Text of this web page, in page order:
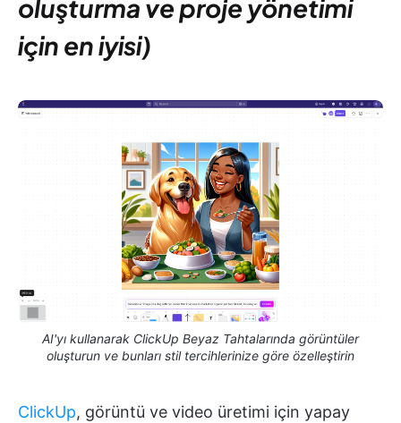
oluşturma ve proje yönetimi
için en iyisi)
AI'yı kullanarak ClickUp Beyaz Tahtalarında görüntüler
oluşturun ve bunları stil tercihlerinize göre özelleştirin
ClickUp, görüntü ve video üretimi için yapay